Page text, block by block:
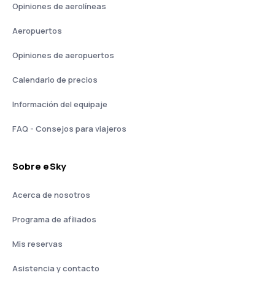
Opiniones de aerolíneas
Aeropuertos
Opiniones de aeropuertos
Calendario de precios
Información del equipaje
FAQ - Consejos para viajeros
Sobre eSky
Acerca de nosotros
Programa de afiliados
Mis reservas
Asistencia y contacto